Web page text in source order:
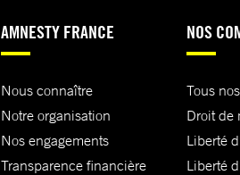
AMNESTY FRANCE
Nous connaître
Notre organisation
Nos engagements
Transparence financière
NOS
Tous
Droit de
Liberté
Liberté